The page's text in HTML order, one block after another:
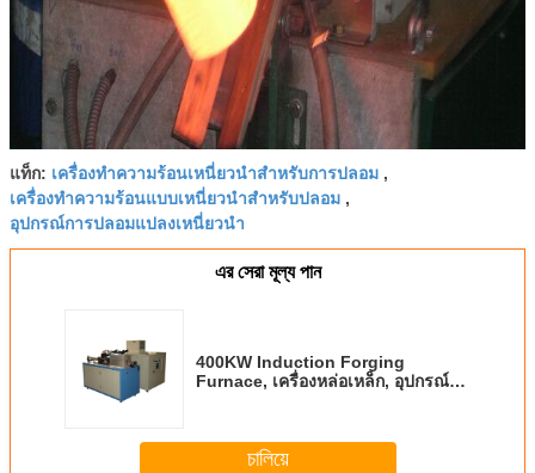
แท็ก: เครื่องทำความร้อนเหนี่ยวนำสำหรับการปลอม ,
เครื่องทำความร้อนแบบเหนี่ยวนำสำหรับปลอม ,
อุปกรณ์การปลอมแปลงเหนี่ยวนำ
এর সেরা মূল্য পান
400KW Induction Forging
Furnace, เครื่องหล่อเหล็ก, อุปกรณ์
চালিয়ে